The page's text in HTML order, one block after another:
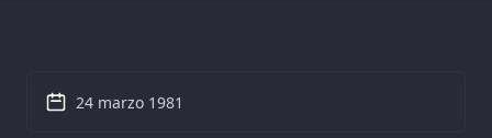
24 marzo 1981